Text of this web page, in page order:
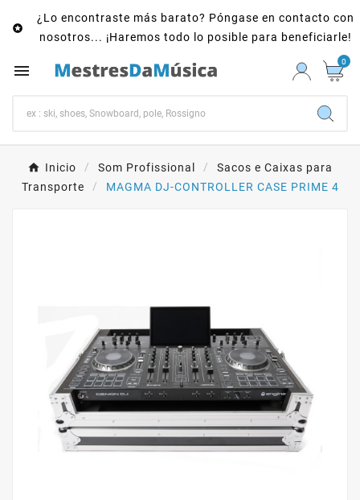

¿Lo encontraste más barato? Póngase en contacto con
nosotros... ¡Haremos todo lo posible para beneficiarle!
 0
Inicio Som Profissional
Sacos e Caixas para
Transporte
MAGMA DJ-CONTROLLER CASE PRIME 4